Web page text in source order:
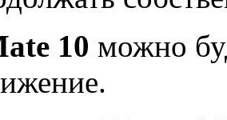
10 можно